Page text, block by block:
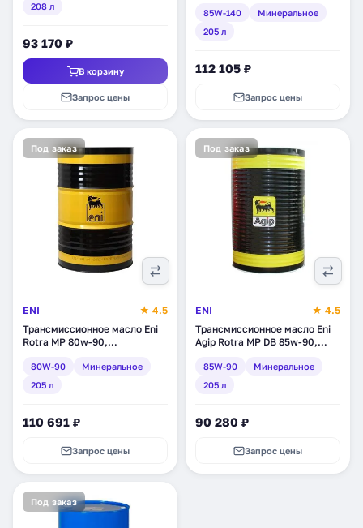
208 л
93 170 ₽
В корзину
Запрос цены
85W-140
Минеральное
205 л
112 105 ₽
Запрос цены
Под заказ
ENI
★ 4.5
Трансмиссионное масло Eni
Rotra MP 80w-90,
80W-90
Минеральное
205 л
110 691 ₽
Запрос цены
Под заказ
ENI
★ 4.5
Трансмиссионное масло Eni
Agip Rotra MP DB 85w-90,
85W-90
Минеральное
205 л
90 280 ₽
Запрос цены
Под заказ